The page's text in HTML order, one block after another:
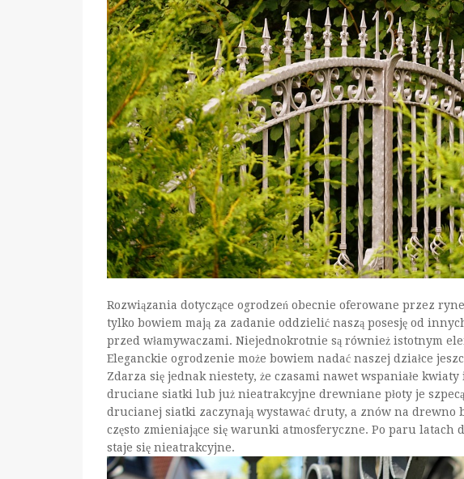
Rozwiązania dotyczące ogrodzeń obecnie oferowane przez
tylko bowiem mają za zadanie oddzielić naszą posesję od
przed włamywaczami. Niejednokrotnie są również istotnym
Eleganckie ogrodzenie może bowiem nadać naszej działce
Zdarza się jednak niestety, że czasami nawet wspaniałe
druciane siatki lub już nieatrakcyjne drewniane płoty je
drucianej siatki zaczynają wystawać druty, a znów na drewno
często zmieniające się warunki atmosferyczne. Po paru latach
staje się nieatrakcyjne.